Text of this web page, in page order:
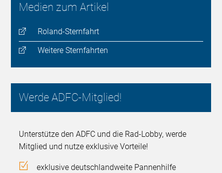
Medien zum Artikel
Roland-Sternfahrt
Weitere Sternfahrten
Werde ADFC-Mitglied!
Unterstütze den ADFC und die Rad-Lobby, werde
Mitglied und nutze exklusive Vorteile!
exklusive deutschlandweite Pannenhilfe